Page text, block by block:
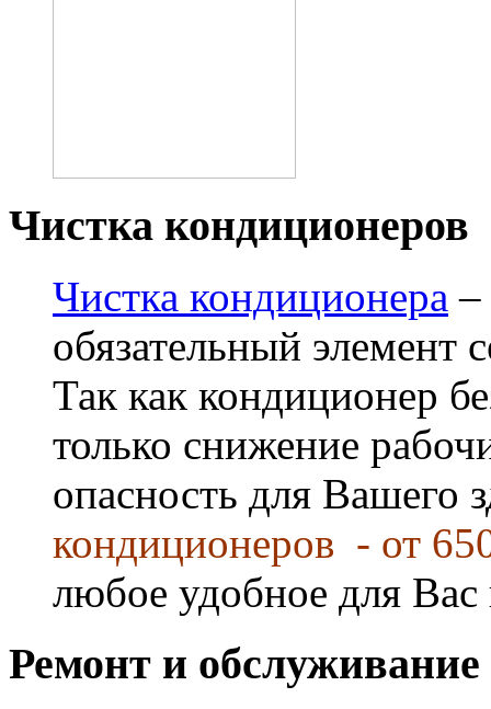
Чистка кондиционеров
Чистка кондиционера –
обязательный элемент
Так как кондиционер
только снижение
опасность для Вашего
кондиционеров - от
любое удобное для Вас
Ремонт и обслуживание